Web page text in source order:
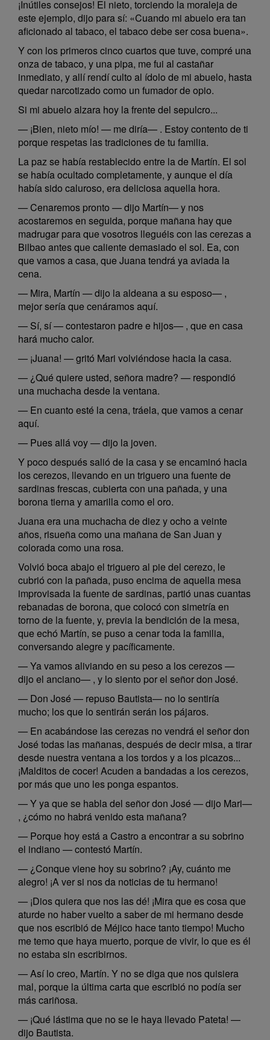
¡Inútiles consejos! El nieto, torciendo la moraleja de
este ejemplo, dijo para sí: «Cuando mi abuelo era tan
aficionado al tabaco, el tabaco debe ser cosa buena».
Y con los primeros cinco cuartos que tuve, compré una
onza de tabaco, y una pipa, me fui al castañar
inmediato, y allí rendí culto al ídolo de mi abuelo, hasta
quedar narcotizado como un fumador de opio.
Si mi abuelo alzara hoy la frente del sepulcro...
— ¡Bien, nieto mío! — me diría— . Estoy contento de ti
porque respetas las tradiciones de tu familia.
La paz se había restablecido entre la de Martín. El sol
se había ocultado completamente, y aunque el día
había sido caluroso, era deliciosa aquella hora.
— Cenaremos pronto — dijo Martín— y nos
acostaremos en seguida, porque mañana hay que
madrugar para que vosotros lleguéis con las cerezas a
Bilbao antes que caliente demasiado el sol. Ea, con
que vamos a casa, que Juana tendrá ya aviada la
cena.
— Mira, Martín — dijo la aldeana a su esposo— ,
mejor sería que cenáramos aquí.
— Sí, sí — contestaron padre e hijos— , que en casa
hará mucho calor.
— ¡Juana! — gritó Mari volviéndose hacia la casa.
— ¿Qué quiere usted, señora madre? — respondió
una muchacha desde la ventana.
— En cuanto esté la cena, tráela, que vamos a cenar
aquí.
— Pues allá voy — dijo la joven.
Y poco después salió de la casa y se encaminó hacia
los cerezos, llevando en un triguero una fuente de
sardinas frescas, cubierta con una pañada, y una
borona tierna y amarilla como el oro.
Juana era una muchacha de diez y ocho a veinte
años, risueña como una mañana de San Juan y
colorada como una rosa.
Volvió boca abajo el triguero al pie del cerezo, le
cubrió con la pañada, puso encima de aquella mesa
improvisada la fuente de sardinas, partió unas cuantas
rebanadas de borona, que colocó con simetría en
torno de la fuente, y, previa la bendición de la mesa,
que echó Martín, se puso a cenar toda la familia,
conversando alegre y pacíficamente.
— Ya vamos aliviando en su peso a los cerezos —
dijo el anciano— , y lo siento por el señor don José.
— Don José — repuso Bautista— no lo sentiría
mucho; los que lo sentirán serán los pájaros.
— En acabándose las cerezas no vendrá el señor don
José todas las mañanas, después de decir misa, a tirar
desde nuestra ventana a los tordos y a los picazos...
¡Malditos de cocer! Acuden a bandadas a los cerezos,
por más que uno les ponga espantos.
— Y ya que se habla del señor don José — dijo Mari—
, ¿cómo no habrá venido esta mañana?
— Porque hoy está a Castro a encontrar a su sobrino
el indiano — contestó Martín.
— ¿Conque viene hoy su sobrino? ¡Ay, cuánto me
alegro! ¡A ver si nos da noticias de tu hermano!
— ¡Dios quiera que nos las dé! ¡Mira que es cosa que
aturde no haber vuelto a saber de mi hermano desde
que nos escribió de Méjico hace tanto tiempo! Mucho
me temo que haya muerto, porque de vivir, lo que es él
no estaba sin escribirnos.
— Así lo creo, Martín. Y no se diga que nos quisiera
mal, porque la última carta que escribió no podía ser
más cariñosa.
— ¡Qué lástima que no se le haya llevado Pateta! —
dijo Bautista.